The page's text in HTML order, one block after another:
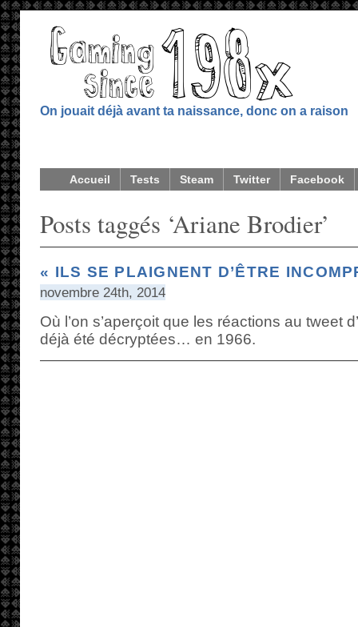
On jouait déjà avant ta naissance, donc on a raison
Accueil Tests Steam Twitter Facebook
Posts taggés ‘Ariane Brodier’
« ILS SE PLAIGNENT D’ÊTRE
novembre 24th, 2014
Où l’on s’aperçoit que les réactions au tweet
déjà été décryptées… en 1966.